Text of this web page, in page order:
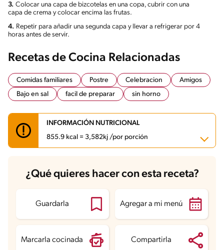
3. Colocar una capa de bizcotelas en una copa, cubrir con una
capa de crema y colocar encima las frutas.
4. Repetir para añadir una segunda capa y llevar a refrigerar por 4
horas antes de servir.
Recetas de Cocina Relacionadas
Comidas familiares Postre Celebracion
Amigos
Bajo en sal
facil de preparar sin horno
INFORMACIÓN NUTRICIONAL
855.9 kcal = 3,582kj /por porción
Carbohidratos
129.4 g
Energía 855.9 kcal
Proteína
Grasas saturadas 17.6 g
Sodio 260.4 mg
¿Qué quieres hacer con esta receta?
Guardarla Agregar a mi menú
Marcarla cocinada Compartirla